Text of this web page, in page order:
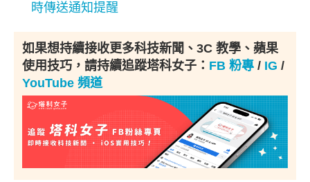
時傳送通知提醒
如果想持續接收更多科技新聞、3C 教學、蘋果
使用技巧，請持續追蹤塔科女子： FB 粉專 / IG /
YouTube 頻道